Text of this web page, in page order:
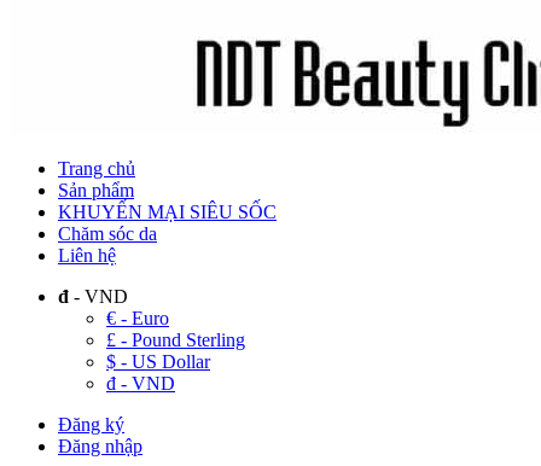
Trang chủ
Sản phẩm
KHUYẾN MẠI SIÊU SỐC
Chăm sóc da
Liên hệ
đ - VND
€ - Euro
£ - Pound Sterling
$ - US Dollar
đ - VND
Đăng ký
Đăng nhập